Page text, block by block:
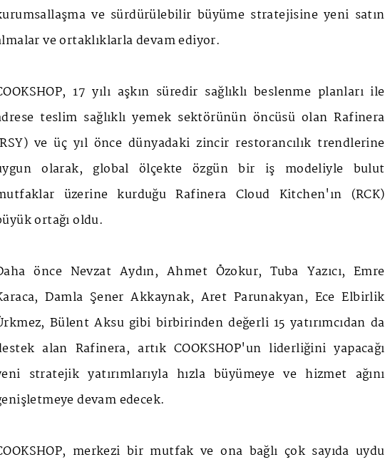
ve sürdürülebilir büyüme stratejisine yeni satın
ve ortaklıklarla devam ediyor.
17 yılı aşkın süredir sağlıklı beslenme planları ile
teslim sağlıklı yemek sektörünün öncüsü olan Rafinera
ve üç yıl önce dünyadaki zincir restorancılık trendlerine
olarak, global ölçekte özgün bir iş modeliyle bulut
üzerine kurduğu Rafinera Cloud Kitchen'ın (RCK)
ortağı oldu.
önce Nevzat Aydın, Ahmet Özokur, Tuba Yazıcı, Emre
Damla Şener Akkaynak, Aret Parunakyan, Ece Elbirlik
Bülent Aksu gibi birbirinden değerli 15 yatırımcıdan da
alan Rafinera, artık COOKSHOP'un liderliğini yapacağı
stratejik yatırımlarıyla hızla büyümeye ve hizmet ağını
devam edecek.
merkezi bir mutfak ve ona bağlı çok sayıda uydu